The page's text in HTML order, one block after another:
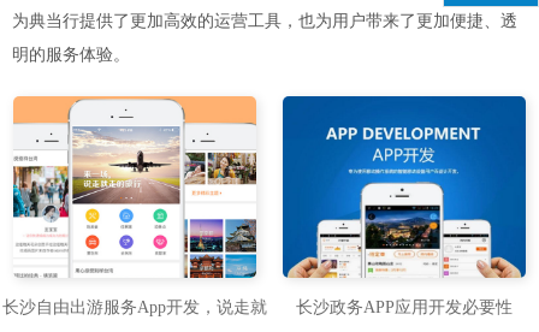
为典当行提供了更加高效的运营工具，也为用户带来了更加便捷、透
明的服务体验。
长沙自由出游服务App开发，说走就
长沙政务APP应用开发必要性